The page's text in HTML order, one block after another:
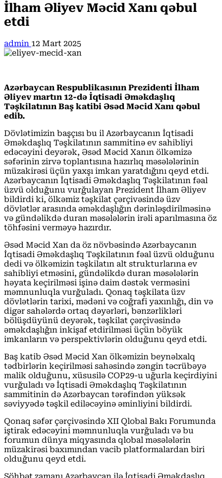
İlham Əliyev Məcid Xanı qəbul
etdi
admin 12 Mart 2025
Azərbaycan Respublikasının Prezidenti İlham
Əliyev martın 12-də İqtisadi Əməkdaşlıq
Təşkilatının Baş katibi Əsəd Məcid Xanı qəbul
edib.
Dövlətimizin başçısı bu il Azərbaycanın İqtisadi
Əməkdaşlıq Təşkilatının sammitinə ev sahibliyi
edəcəyini deyərək, Əsəd Məcid Xanın ölkəmizə
səfərinin zirvə toplantısına hazırlıq məsələlərinin
müzakirəsi üçün yaxşı imkan yaratdığını qeyd etdi.
Azərbaycanın İqtisadi Əməkdaşlıq Təşkilatının fəal
üzvü olduğunu vurğulayan Prezident İlham Əliyev
bildirdi ki, ölkəmiz təşkilat çərçivəsində üzv
dövlətlər arasında əməkdaşlığın dərinləşdirilməsinə
və gündəlikdə duran məsələlərin irəli aparılmasına öz
töhfəsini verməyə hazırdır.
Əsəd Məcid Xan da öz növbəsində Azərbaycanın
İqtisadi Əməkdaşlıq Təşkilatının fəal üzvü olduğunu
dedi və ölkəmizin təşkilatın alt strukturlarına ev
sahibliyi etməsini, gündəlikdə duran məsələlərin
həyata keçirilməsi işinə daim dəstək verməsini
məmnunluqla vurğuladı. Qonaq təşkilata üzv
dövlətlərin tarixi, mədəni və coğrafi yaxınlığı, din və
digər sahələrdə ortaq dəyərləri, bənzərlikləri
bölüşdüyünü deyərək, təşkilat çərçivəsində
əməkdaşlığın inkişaf etdirilməsi üçün böyük
imkanların və perspektivlərin olduğunu qeyd etdi.
Baş katib Əsəd Məcid Xan ölkəmizin beynəlxalq
tədbirlərin keçirilməsi sahəsində zəngin təcrübəyə
malik olduğunu, xüsusilə COP29-u uğurla keçirdiyini
vurğuladı və İqtisadi Əməkdaşlıq Təşkilatının
sammitinin də Azərbaycan tərəfindən yüksək
səviyyədə təşkil ediləcəyinə əminliyini bildirdi.
Qonaq səfər çərçivəsində XII Qlobal Bakı Forumunda
iştirak edəcəyini məmnunluqla vurğuladı və bu
forumun dünya miqyasında qlobal məsələlərin
müzakirəsi baxımından vacib platformalardan biri
olduğunu qeyd etdi.